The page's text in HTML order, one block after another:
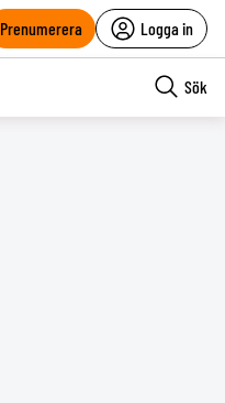
Prenumerera Logga in
Sök